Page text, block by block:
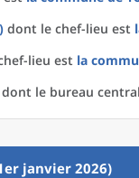
dont le chef-lieu est
lieu est la
dont le bureau
janvier 2026)